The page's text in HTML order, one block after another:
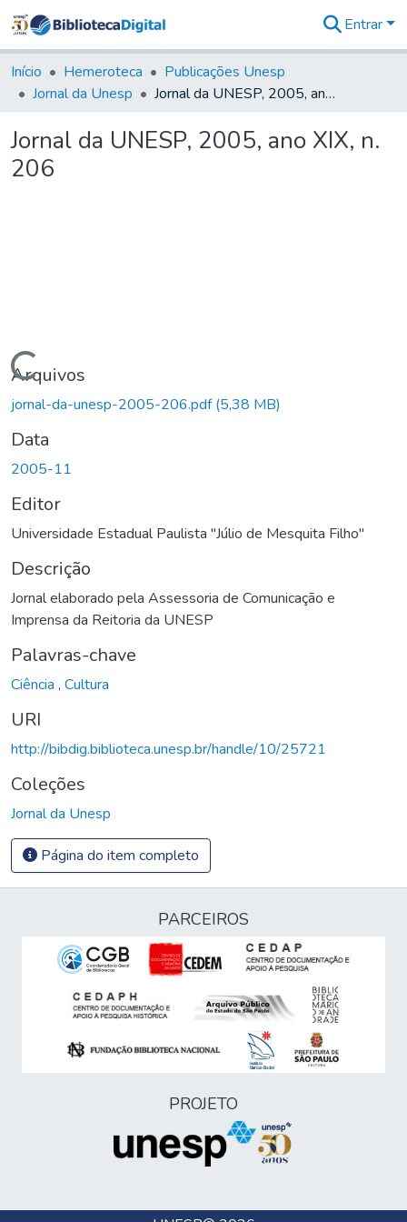
&
Coleções
Tudo na
Digital
Entrar
Início Hemeroteca
Publicações Unesp
Jornal da Unesp
Jornal da UNESP, 2005, ano XIX, n. 206
Jornal da UNESP, 2005, ano XIX, n.
206
Carregando...
Arquivos
jornal-da-unesp-2005-206.pdf(5,38 MB)
Data
2005-11
Editor
Universidade Estadual Paulista "Júlio de Mesquita Filho"
Descrição
Jornal elaborado pela Assessoria de Comunicação e
Imprensa da Reitoria da UNESP
Palavras-chave
Ciência , Cultura
URI
http://bibdig.biblioteca.unesp.br/handle/10/25721
Coleções
Jornal da Unesp
Página do item completo
PARCEIROS
PROJETO